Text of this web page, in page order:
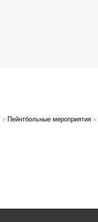
» Пейнтбольные мероприятия »